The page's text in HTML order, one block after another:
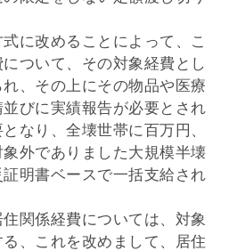
に改めることによって、こ
ついて、その対象経費とし
、その上にその物品や医療
びに実績報告が必要とされ
なり、全壊世帯に百万円、
外でありました大規模半壊
明書ベースで一括支給され
関係経費については、対象
、これを改めまして、居住